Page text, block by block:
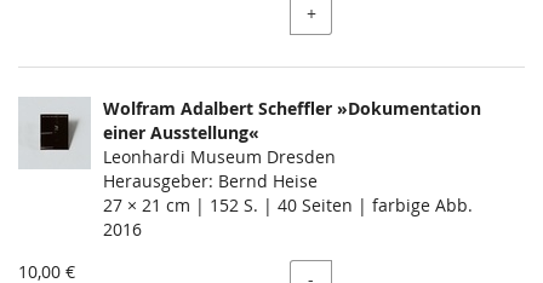
+
Wolfram Adalbert Scheffler »Dokumentation
einer Ausstellung«
Leonhardi Museum Dresden
Herausgeber: Bernd Heise
27 × 21 cm | 152 S. | 40 Seiten | farbige Abb.
2016
10,00 €